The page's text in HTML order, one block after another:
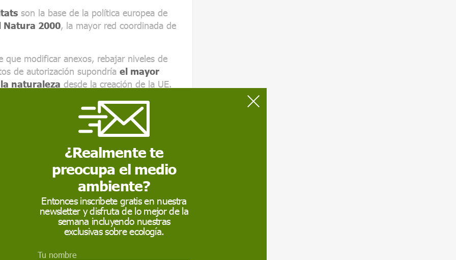
son la base de la política europea de
Natura 2000, la mayor red coordinada de
que modificar anexos, rebajar niveles de
de autorización supondría el mayor
naturaleza desde la creación de la UE.
agua y aire limpios, suelos fértiles,
a inundaciones, sequías e incendios
sanos aportanagua y aire limpios
frente a inundaciones, sequías e
¿Realmente te
preocupa el medio
ambiente?
Entonces inscríbete gratis en nuestra
newsletter y disfruta de lo mejor de la
semana incluyendo nuestras
exclusivas sobre ecología.
Tu nombre